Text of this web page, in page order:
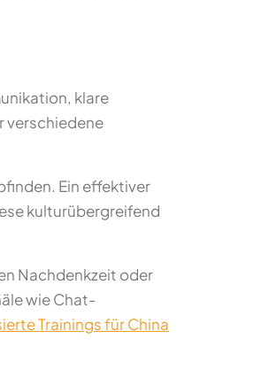
klare
verschiedene
Ein effektiver
kulturübergreifend
Nachdenkzeit oder
wie Chat-
Trainings für China